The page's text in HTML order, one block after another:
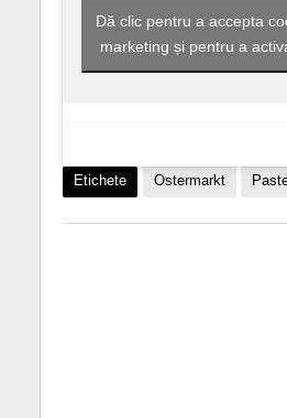
Dă clic pentru a accepta
marketing și pentru a
Etichete Ostermarkt